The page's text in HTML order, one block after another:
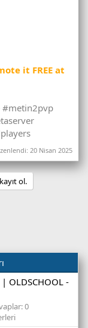
it FREE at
#metin2pvp
20 Nisan 2025
ol.
OLDSCHOOL -
0